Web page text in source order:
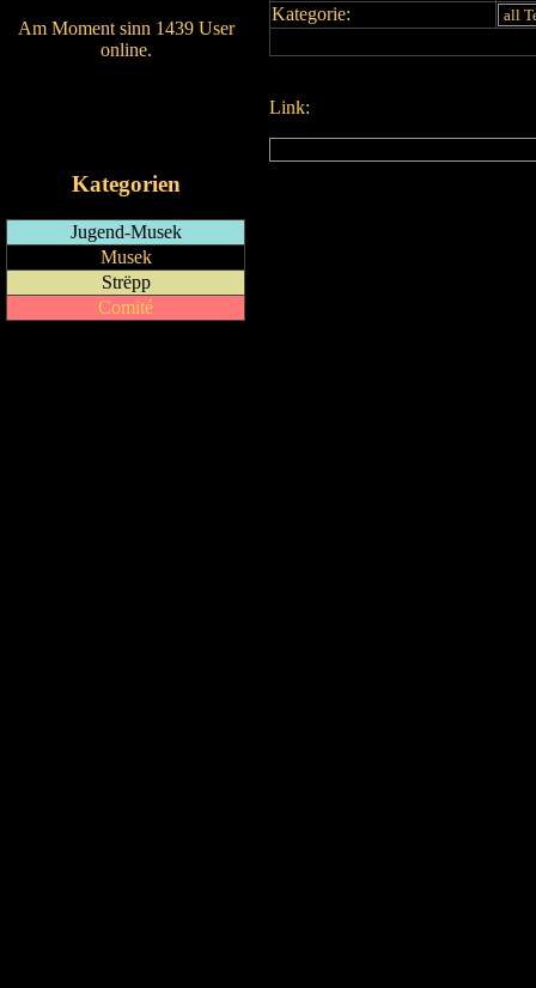
Am Moment sinn 1439 User
online.
Kategorien
Jugend-Musek
Musek
Strëpp
Comité
Kategorie:
Link: